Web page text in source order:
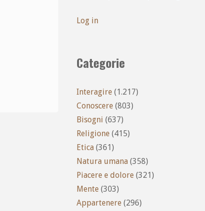
Log in
Categorie
Interagire (1.217)
Conoscere (803)
Bisogni (637)
Religione (415)
Etica (361)
Natura umana (358)
Piacere e dolore (321)
Mente (303)
Appartenere (296)